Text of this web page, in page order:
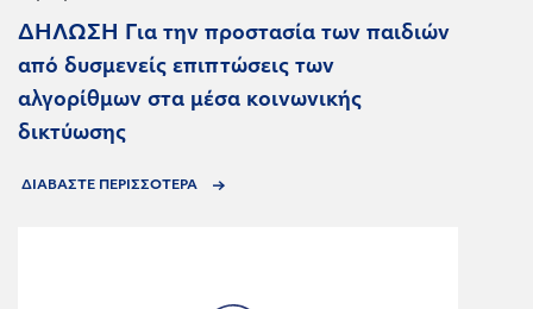
ΔΗΛΩΣΗ Για την προστασία των παιδιών
από δυσμενείς επιπτώσεις των
αλγορίθμων στα μέσα κοινωνικής
δικτύωσης
ΔΙΑΒΑΣΤΕ ΠΕΡΙΣΣΟΤΕΡΑ